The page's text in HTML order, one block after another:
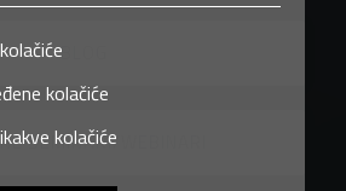
BLOG
SEMINARI/WEBINARI
kolačiće
kolačiće